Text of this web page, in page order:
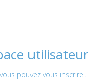
utilisateur
pouvez vous inscrire...